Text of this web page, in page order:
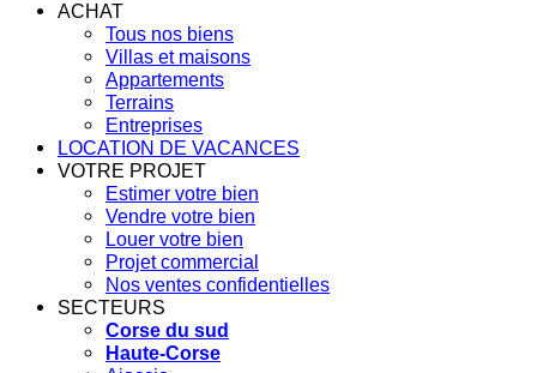
ACHAT
Tous nos biens
Villas et maisons
Appartements
Terrains
Entreprises
LOCATION DE VACANCES
VOTRE PROJET
Estimer votre bien
Vendre votre bien
Louer votre bien
Projet commercial
Nos ventes confidentielles
SECTEURS
Corse du sud
Haute-Corse